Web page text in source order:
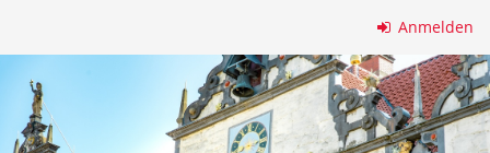
springen
Anmelden